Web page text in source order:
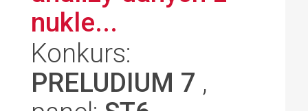
nukle...
Konkurs:
PRELUDIUM 7 ,